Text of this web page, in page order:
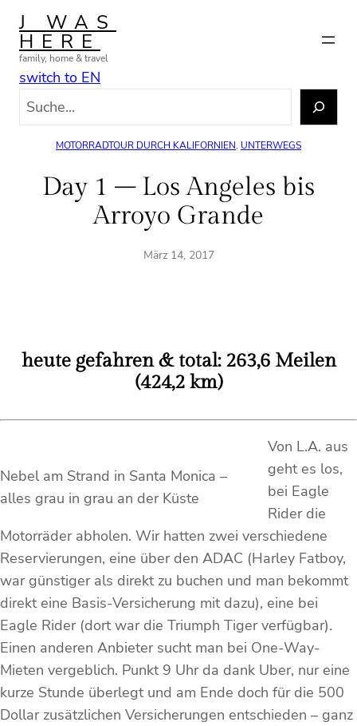
Zum
Inhalt
springen
J WAS
HERE
family, home & travel
switch to EN
MOTORRADTOUR DURCH KALIFORNIEN, UNTERWEGS
Day 1 – Los Angeles bis
Arroyo Grande
März 14, 2017
heute gefahren & total: 263,6 Meilen
(424,2 km)
Nebel am Strand in Santa Monica –
alles grau in grau an der Küste
Von L.A. aus
geht es los,
bei Eagle
Rider die
Motorräder abholen. Wir hatten zwei verschiedene
Reservierungen, eine über den ADAC (Harley Fatboy,
war günstiger als direkt zu buchen und man bekommt
direkt eine Basis-Versicherung mit dazu), eine bei
Eagle Rider (dort war die Triumph Tiger verfügbar).
Einen anderen Anbieter sucht man bei One-Way-
Mieten vergeblich. Punkt 9 Uhr da dank Uber, nur eine
kurze Stunde überlegt und am Ende doch für die 500
Dollar zusätzlichen Versicherungen entschieden – ganz